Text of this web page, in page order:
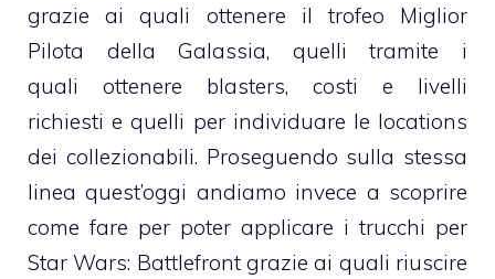
grazie ai quali ottenere il trofeo Miglior
Pilota della Galassia, quelli tramite i
quali ottenere blasters, costi e livelli
richiesti e quelli per individuare le locations
dei collezionabili. Proseguendo sulla stessa
linea quest’oggi andiamo invece a scoprire
come fare per poter applicare i trucchi per
Star Wars: Battlefront grazie ai quali riuscire